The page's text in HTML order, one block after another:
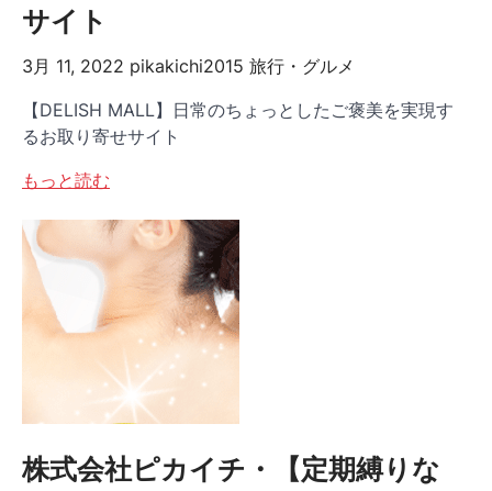
サイト
3月 11, 2022 pikakichi2015 旅行・グルメ
【DELISH MALL】日常のちょっとしたご褒美を実現す
るお取り寄せサイト
もっと読む
株式会社ピカイチ・【定期縛りな